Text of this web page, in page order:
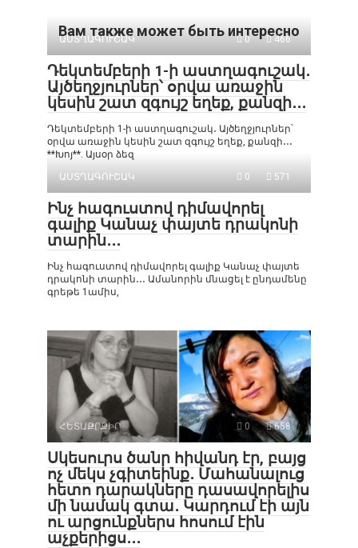
Вам также может быть интересно
ԱՍՏՂԱԳՈՒՇԱԿ 0 466
Դեկտեմբերի 1-ի աստղագուշակ․
Այծեղջյուրներ՝ օրվա առաջին
կեսին շատ զգույշ եղեք, քանզի․․․
Դեկտեմբերի 1-ի աստղագուշակ․ Այծեղջյուրներ՝
օրվա առաջին կեսին շատ զգույշ եղեք, քանզի․․․
**Խոյ**. Այսօր ձեզ
ԱՍՏՂԱԳՈՒՇԱԿ
0 571
Ինչ հագուստով դիմավորել
գալիք Կանաչ փայտե դրակոնի
տարին․․․
Ինչ հագուստով դիմավորել գալիք Կանաչ փայտե
դրակոնի տարին․․․ Ամանորին մնացել է ընդամենը
գրեթե 1ամիս,
ՀԵՏԱՔՐՔԻՐ 0 658
Սկեսուրս ծանր հիվանդ էր, բայց
ոչ մեկս չգիտեինք․ Մահանալուց
հետո դարակները դասավորելիս
մի նամակ գտա․ Կարդում էի այն
ու արցունքներս հոսում էին
աչքերիցս․․․